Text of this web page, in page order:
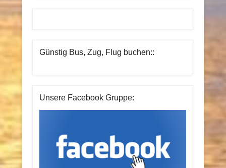
Günstig Bus, Zug, Flug buchen::
Unsere Facebook Gruppe: